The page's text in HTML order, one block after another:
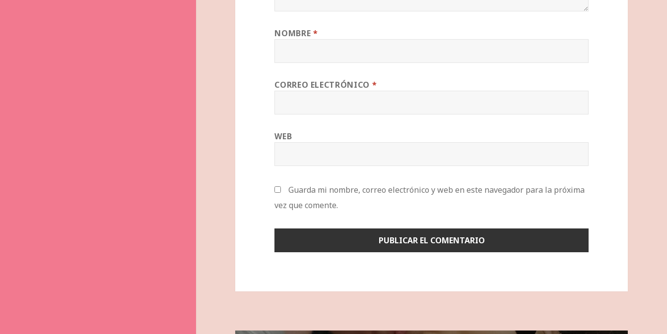
NOMBRE *
CORREO ELECTRÓNICO *
WEB
Guarda mi nombre, correo electrónico y web en este navegador para la próxima
vez que comente.